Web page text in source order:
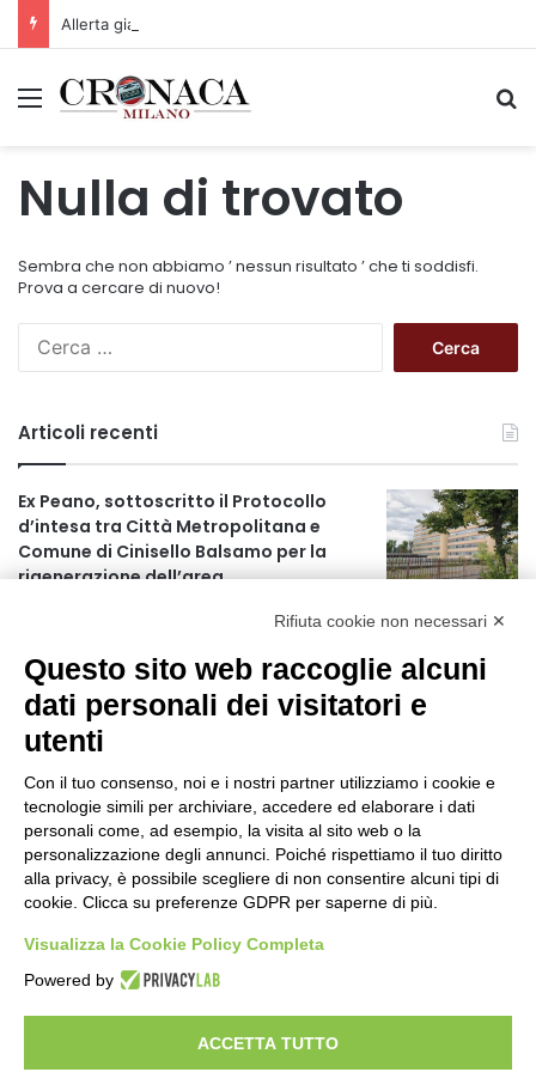
Allerta gialla per rischio temporali a partire dalle ore 18
Menu
Nulla di trovato
Sembra che non abbiamo ’ nessun risultato ’ che ti soddisfi.
Prova a cercare di nuovo!
c
a
p
e
r
Articoli recenti
Ex Peano, sottoscritto il Protocollo
d’intesa tra Città Metropolitana e
Comune di Cinisello Balsamo per la
rigenerazione dell’area
partire dalle ore 18
6 ore fa
Ex mercato Selinunte, via libera alle
linee di indirizzo per il nuovo spazio
socio-aggregativo dedicato ai giovani
Assegnati a Sogemi quattro mercati
comunali coperti
9 ore fa
A Santa Giulia tre nuove vie dedicate a
Guidi Cingolani, Zampori e Marchelli
15 ore fa
Rifiuta cookie non necessari ✕
Questo sito web raccoglie alcuni
dati personali dei visitatori e
utenti
Con il tuo consenso, noi e i nostri partner utilizziamo i cookie e
tecnologie simili per archiviare, accedere ed elaborare i dati
personali come, ad esempio, la visita al sito web o la
personalizzazione degli annunci. Poiché rispettiamo il tuo diritto
alla privacy, è possibile scegliere di non consentire alcuni tipi di
cookie. Clicca su preferenze GDPR per saperne di più.
Visualizza la Cookie Policy Completa
Powered by
ACCETTA TUTTO